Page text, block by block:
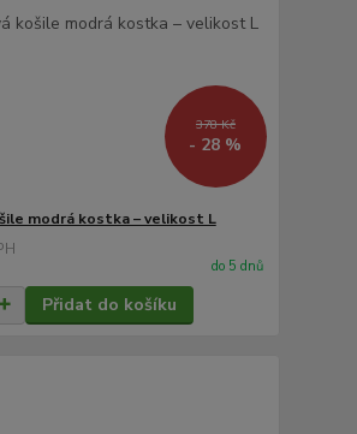
378 Kč
- 28 %
modrá kostka – velikost L
do 5 dnů
Přidat do košíku